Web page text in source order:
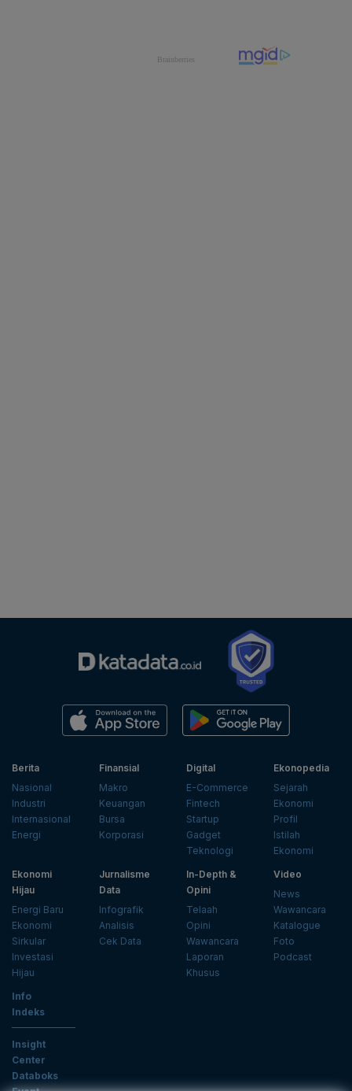
Berita
Nasional
Industri
Internasional
Energi
Finansial
Makro
Keuangan
Bursa
Korporasi
Digital
E-Commerce
Fintech
Startup
Gadget
Teknologi
Ekonopedia
Sejarah
Ekonomi
Profil
Istilah
Ekonomi
Ekonomi
Hijau
Energi Baru
Ekonomi
Sirkular
Investasi
Hijau
Jurnalisme
Data
Infografik
Analisis
Cek Data
In-Depth &
Opini
Telaah
Opini
Wawancara
Laporan
Khusus
Video
News
Wawancara
Katalogue
Foto
Podcast
Info
Indeks
Insight
Center
Databoks